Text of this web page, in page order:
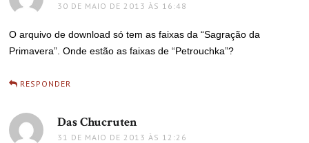
30 DE MAIO DE 2013 ÀS 16:48
O arquivo de download só tem as faixas da “Sagração da
Primavera”. Onde estão as faixas de “Petrouchka”?
RESPONDER
Das Chucruten
31 DE MAIO DE 2013 ÀS 12:26